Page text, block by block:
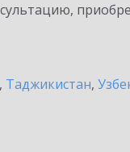
, Таджикистан,